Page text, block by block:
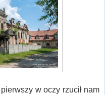
w oczy rzucił nam